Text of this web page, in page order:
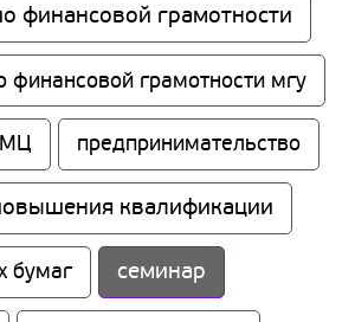
финансовой грамотности
финансовой грамотности мгу
предпринимательство
квалификации
бумаг семинар